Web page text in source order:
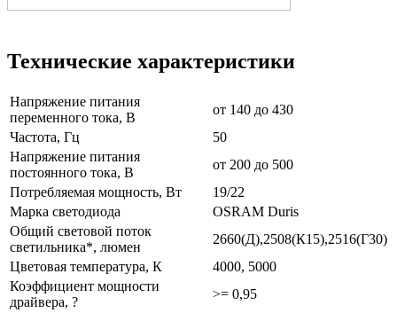
Технические характеристики
Напряжение питания
переменного тока, В
от 140 до 430
Частота, Гц
50
Напряжение питания
постоянного тока, В
от 200 до 500
Потребляемая мощность, Вт
19/22
Марка светодиода
OSRAM Duris
Общий световой поток
светильника*, люмен
2660(Д),2508(К15),2516(Г30)
Цветовая температура, К
4000, 5000
Коэффициент мощности
драйвера, ?
>= 0,95